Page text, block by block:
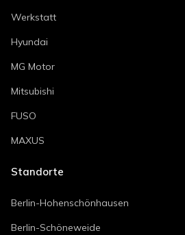
Werkstatt
Hyundai
MG Motor
Mitsubishi
FUSO
MAXUS
Standorte
Berlin-Hohenschönhausen
Berlin-Schöneweide